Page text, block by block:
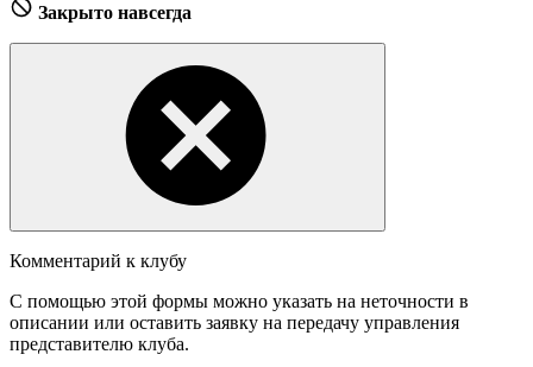
Закрыто навсегда
Комментарий к клубу
С помощью этой формы можно указать на неточности в
описании или оставить заявку на передачу управления
представителю клуба.